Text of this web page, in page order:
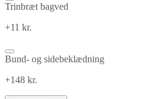
Trinbræt bagved
+11 kr.
Bund- og sidebeklædning
+148 kr.